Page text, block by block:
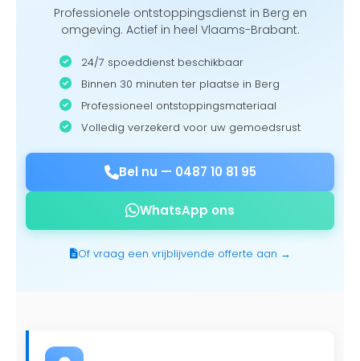
Professionele ontstoppingsdienst in Berg en
omgeving. Actief in heel Vlaams-Brabant.
24/7 spoeddienst beschikbaar
Binnen 30 minuten ter plaatse in Berg
Professioneel ontstoppingsmateriaal
Volledig verzekerd voor uw gemoedsrust
Bel nu — 0487 10 81 95
WhatsApp ons
Of vraag een vrijblijvende offerte aan →